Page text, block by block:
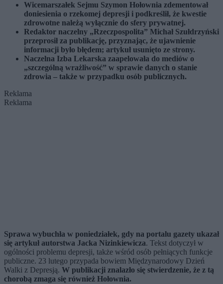
Wicemarszałek Sejmu Szymon Hołownia zdementował
doniesienia o rzekomej depresji i podkreślił, że kwestie
zdrowotne należą wyłącznie do sfery prywatnej.
Redaktor naczelny „Rzeczpospolita” Michał Szułdrzyński
przeprosił za publikację, przyznając, że ujawnienie
informacji było błędem; artykuł usunięto ze strony.
Naczelna Izba Lekarska zaapelowała do mediów o
„szczególną wrażliwość” w sprawie danych o stanie
zdrowia – także w przypadku osób publicznych.
Reklama
Reklama
Sprawa wybuchła w poniedziałek, gdy na portalu gazety ukazał
się artykuł autorstwa Jacka Nizinkiewicza. Tekst dotyczył w
ogólności problemu depresji, także wśród osób pełniących funkcje
publiczne. 23 lutego przypada bowiem Międzynarodowy Dzień
Walki z Depresją. W publikacji znalazło się stwierdzenie, że z tą
chorobą zmaga się również Hołownia.